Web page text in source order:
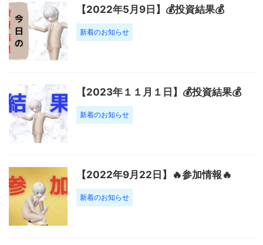
【2022年5月9日】💰投資結果💰
新着のお知らせ
【2023年１１月１日】💰投資結果💰
新着のお知らせ
【2022年9月22日】🔥参加情報🔥
新着のお知らせ